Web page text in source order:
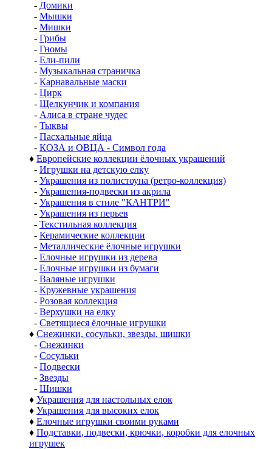
- Домики
- Мышки
- Мишки
- Грибы
- Гномы
- Ели-пили
- Музыкальная страничка
- Карнавальные маски
- Цирк
- Щелкунчик и компания
- Алиса в стране чудес
- Тыквы
- Пасхальные яйца
- КОЗА и ОВЦА - Символ года
♦ Европейские коллекции ёлочных украшений
- Игрушки на детскую елку
- Украшения из полистоуна (ретро-коллекция)
- Украшения-подвески из акрила
- Украшения в стиле "КАНТРИ"
- Украшения из перьев
- Текстильная коллекция
- Керамические коллекции
- Металлические ёлочные игрушки
- Елочные игрушки из дерева
- Елочные игрушки из бумаги
- Валяные игрушки
- Кружевные украшения
- Розовая коллекция
- Верхушки на елку
- Светящиеся ёлочные игрушки
♦ Снежинки, сосульки, звезды, шишки
- Снежинки
- Сосульки
- Подвески
- Звезды
- Шишки
♦ Украшения для настольных елок
♦ Украшения для высоких елок
♦ Елочные игрушки своими руками
♦ Подставки, подвески, крючки, коробки для елочных
игрушек